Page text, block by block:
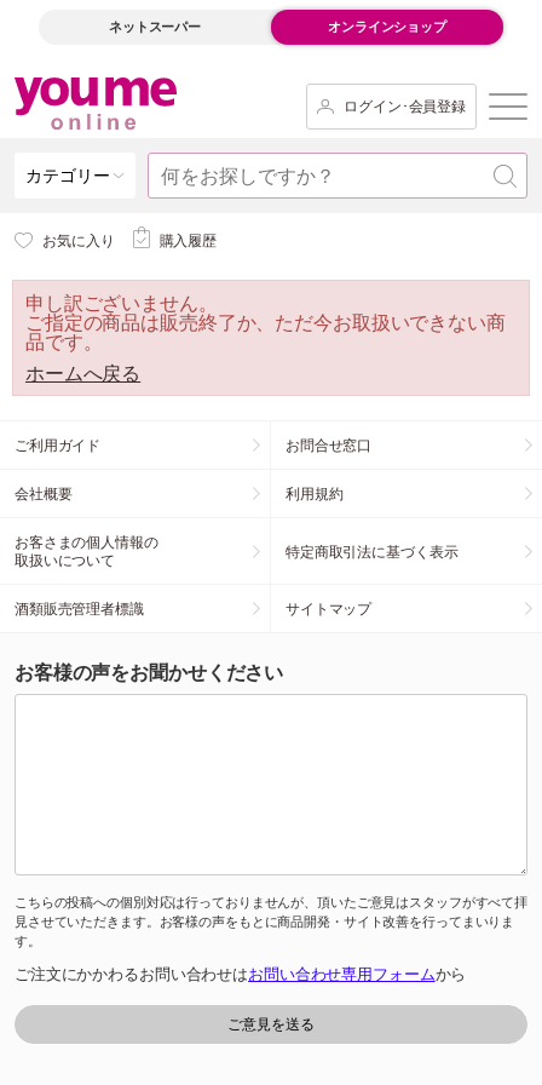
ネットスーパー オンラインショップ
ログイン･会員登録
カテゴリー
お気に入り 購入履歴
申し訳ございません。
ご指定の商品は販売終了か、ただ今お取扱いできない商
品です。
ホームへ戻る
ご利用ガイド お問合せ窓口
会社概要 利用規約
お客さまの個人情報の
取扱いについて
特定商取引法に基づく表示
酒類販売管理者標識 サイトマップ
お客様の声をお聞かせください
こちらの投稿への個別対応は行っておりませんが、頂いたご意見はスタッフがすべて拝
見させていただきます。お客様の声をもとに商品開発・サイト改善を行ってまいりま
す。
ご注文にかかわるお問い合わせはお問い合わせ専用フォームから